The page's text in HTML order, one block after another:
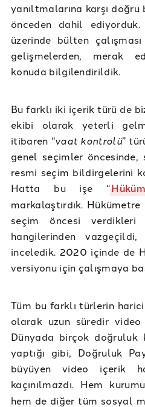
yanıltmalarına karşı
önceden dahil
üzerinde bülten
gelişmelerden, merak
konuda bilgilendirildik.
Bu farklı iki içerik türü de
ekibi olarak yeterli
itibaren “vaat kontrolü”
genel seçimler
resmi seçim bildirgelerini
Hatta bu işe “
markalaştırdık.
seçim öncesi
hangilerinden
inceledik. 2020 içinde de
versiyonu için çalışmaya
Tüm bu farklı türlerin
olarak uzun süredir
Dünyada birçok doğruluk
yaptığı gibi, Doğruluk
büyüyen video içerik
kaçınılmazdı. Hem
hem de diğer tüm sosyal